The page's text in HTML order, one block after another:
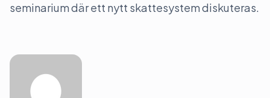
seminarium där ett nytt skattesystem diskuteras.